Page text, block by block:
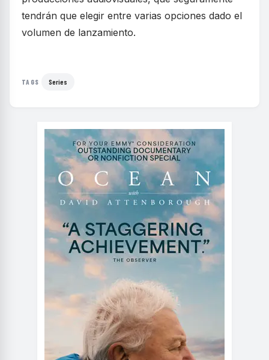
tendrán que elegir entre varias opciones dado el
volumen de lanzamiento.
TAGS Series